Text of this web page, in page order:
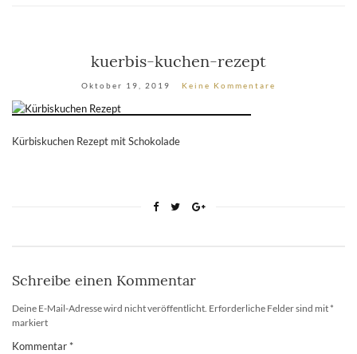
kuerbis-kuchen-rezept
Oktober 19, 2019 Keine Kommentare
Kürbiskuchen Rezept mit Schokolade
Schreibe einen Kommentar
Deine E-Mail-Adresse wird nicht veröffentlicht. Erforderliche Felder sind mit *
markiert
Kommentar *